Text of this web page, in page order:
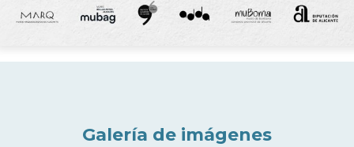
Galería de imágenes